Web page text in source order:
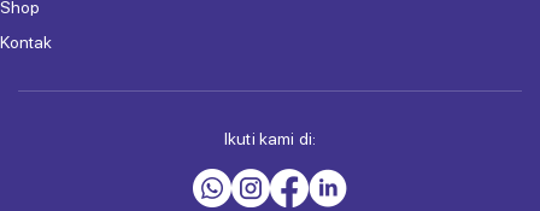
Shop
Kontak
Ikuti kami di: